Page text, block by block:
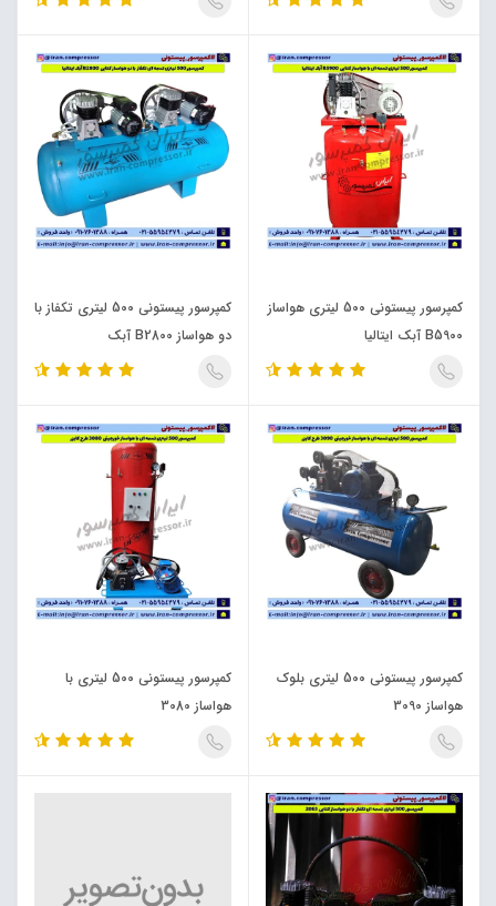
کمپرسور پیستونی 500 لیتری هواساز
B5900 آبک ایتالیا
کمپرسور پیستونی 500 لیتری تکفاز با
دو هواساز B2800 آبک
کمپرسور پیستونی 500 لیتری بلوک
هواساز 3090
کمپرسور پیستونی 500 لیتری با
هواساز 3080